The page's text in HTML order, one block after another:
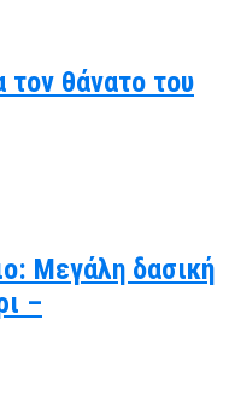
τον θάνατο του
Μεγάλη δασική
–